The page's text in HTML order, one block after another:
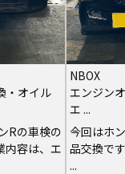
・オイル
Rの車検の
内容は、エ
NBOX
エンジン
エ ...
今回はホ
品交換で
...